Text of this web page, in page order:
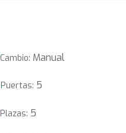
Cambio: Manual
Puertas: 5
Plazas: 5